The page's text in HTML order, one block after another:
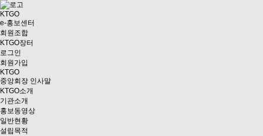
KTGO
e-홍보센터
회원조합
KTGO장터
로그인
회원가입
KTGO
중앙회장 인사말
KTGO소개
기관소개
홍보동영상
일반현황
설립목적